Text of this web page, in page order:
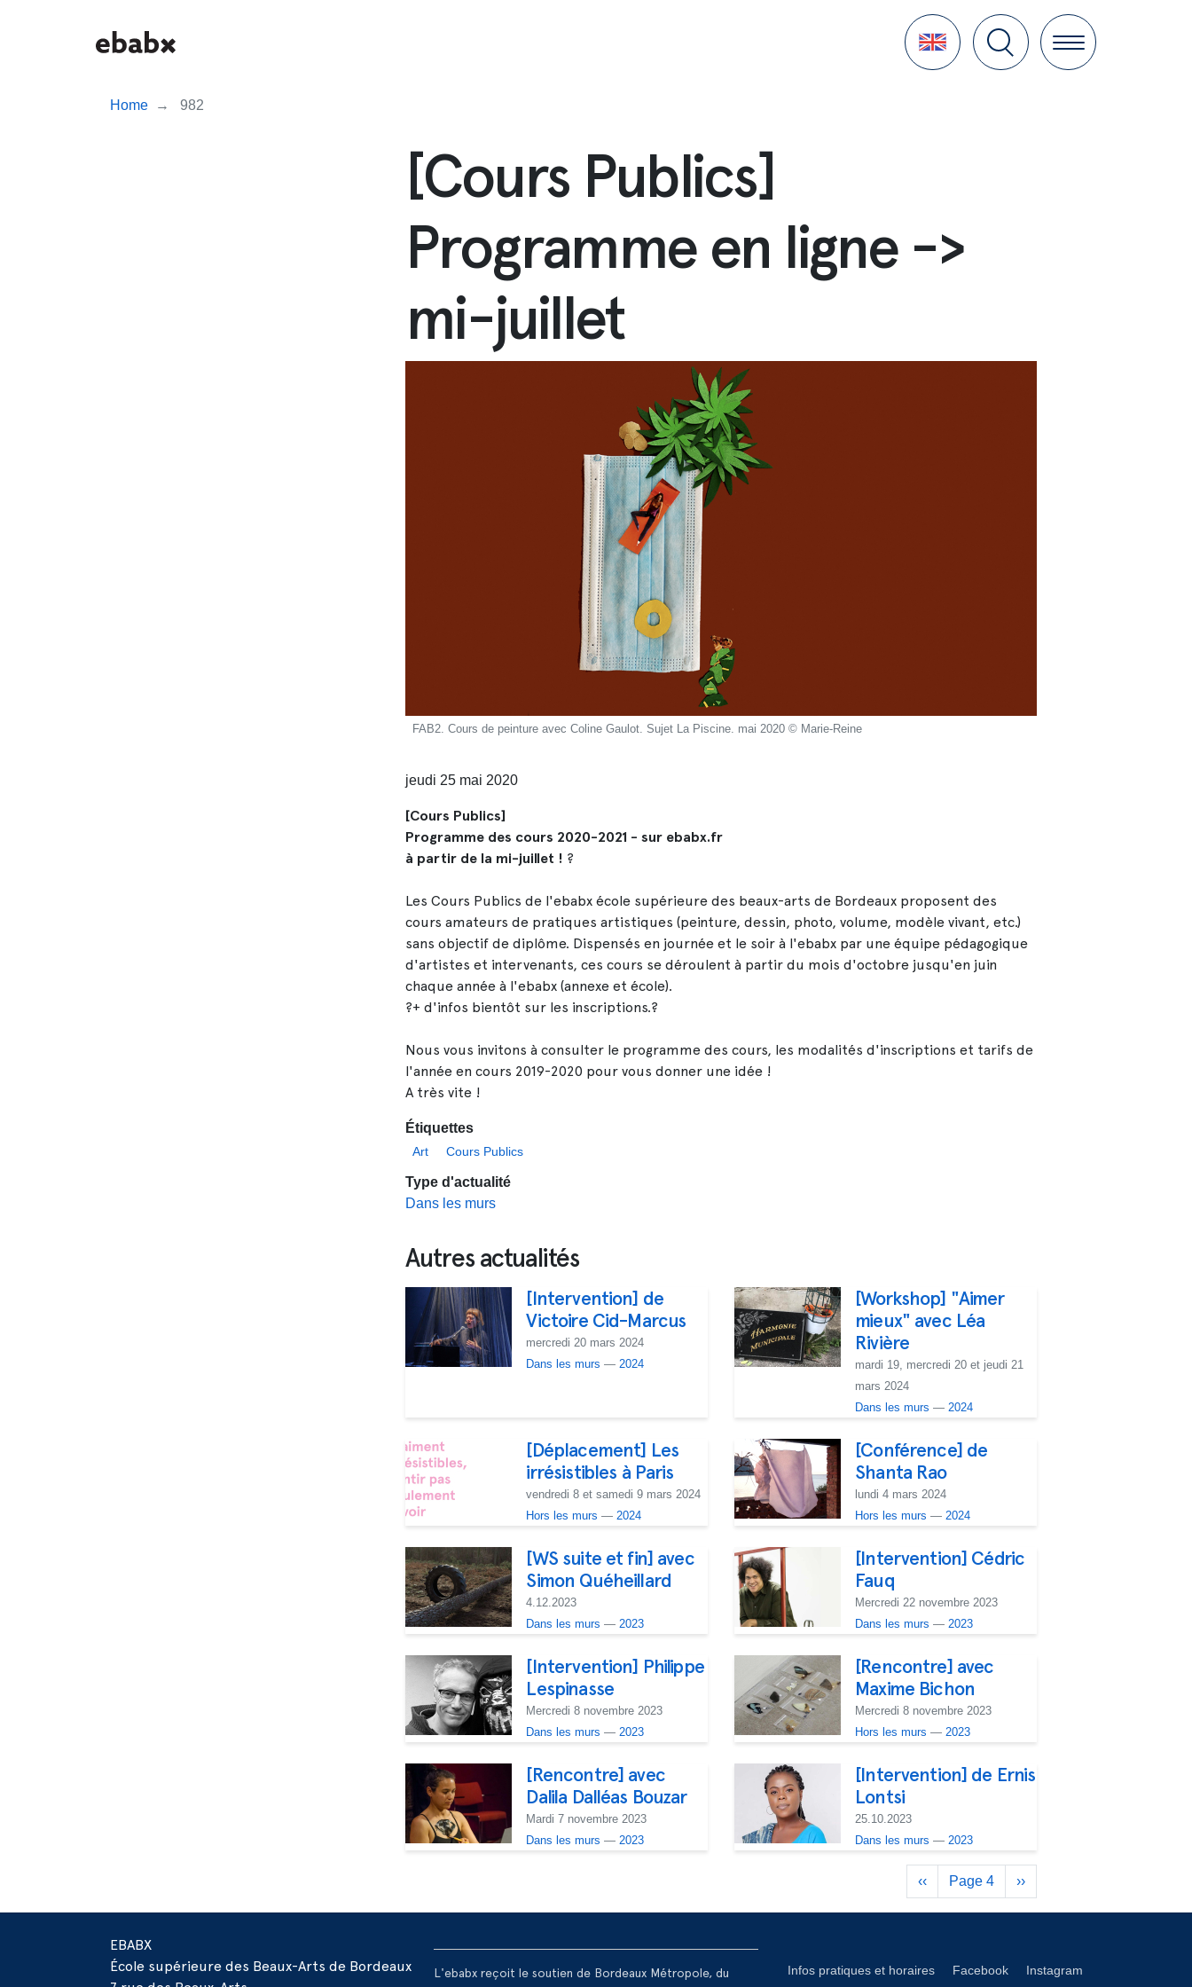
Language
Home 982
[Cours Publics]
Programme en ligne ->
mi-juillet
FAB2. Cours de peinture avec Coline Gaulot. Sujet La Piscine. mai 2020 © Marie-Reine
jeudi 25 mai 2020
[Cours Publics]
Programme des cours 2020-2021 - sur ebabx.fr
à partir de la mi-juillet ! ?
Les Cours Publics de l'ebabx école supérieure des beaux-arts de Bordeaux proposent des
cours amateurs de pratiques artistiques (peinture, dessin, photo, volume, modèle vivant, etc.)
sans objectif de diplôme. Dispensés en journée et le soir à l'ebabx par une équipe pédagogique
d'artistes et intervenants, ces cours se déroulent à partir du mois d'octobre jusqu'en juin
chaque année à l'ebabx (annexe et école).
?+ d'infos bientôt sur les inscriptions.?
Nous vous invitons à consulter le programme des cours, les modalités d'inscriptions et tarifs de
l'année en cours 2019-2020 pour vous donner une idée !
A très vite !
Étiquettes
Art Cours Publics
Type d'actualité
Dans les murs
Autres actualités
[Intervention] de
Victoire Cid-Marcus
mercredi 20 mars 2024
Dans les murs —2024
[Workshop] "Aimer
mieux" avec Léa
Rivière
mardi 19, mercredi 20 et jeudi 21
mars 2024
Dans les murs —2024
[Déplacement] Les
irrésistibles à Paris
vendredi 8 et samedi 9 mars 2024
Hors les murs —2024
[Conférence] de
Shanta Rao
lundi 4 mars 2024
Hors les murs —2024
[WS suite et fin] avec
Simon Quéheillard
4.12.2023
Dans les murs —2023
[Intervention] Cédric
Fauq
Mercredi 22 novembre 2023
Dans les murs —2023
[Intervention] Philippe
Lespinasse
Mercredi 8 novembre 2023
Dans les murs —2023
[Rencontre] avec
Maxime Bichon
Mercredi 8 novembre 2023
Hors les murs —2023
[Rencontre] avec
Dalila Dalléas Bouzar
Mardi 7 novembre 2023
Dans les murs —2023
[Intervention] de Ernis
Lontsi
25.10.2023
Dans les murs —2023
Pagination
Previous
page
‹‹ Page 4
Next
page
››
EBABX
École supérieure des Beaux-Arts de Bordeaux
L'ebabx reçoit le soutien de Bordeaux Métropole, du
Réseaux footer
Infos pratiques et horaires Facebook Instagram